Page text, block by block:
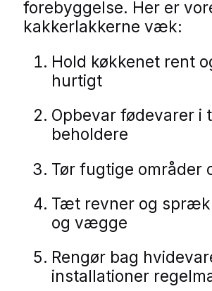
forebyggelse. Her er
kakkerlakkerne væk:
Hold køkkenet rent
hurtigt
Opbevar fødevarer
beholdere
Tør fugtige områder
Tæt revner og
og vægge
Rengør bag
installationer